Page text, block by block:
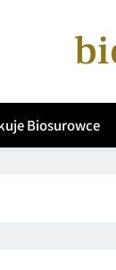
Biosurowce